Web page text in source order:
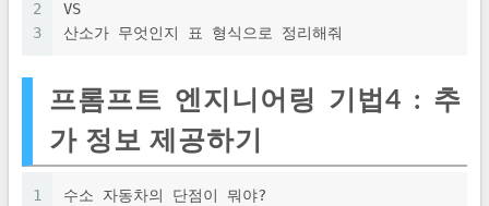
2
3
VS
산소가 무엇인지 표 형식으로 정리해줘
프롬프트 엔지니어링 기법4 : 추
가 정보 제공하기
1
수소 자동차의 단점이 뭐야?